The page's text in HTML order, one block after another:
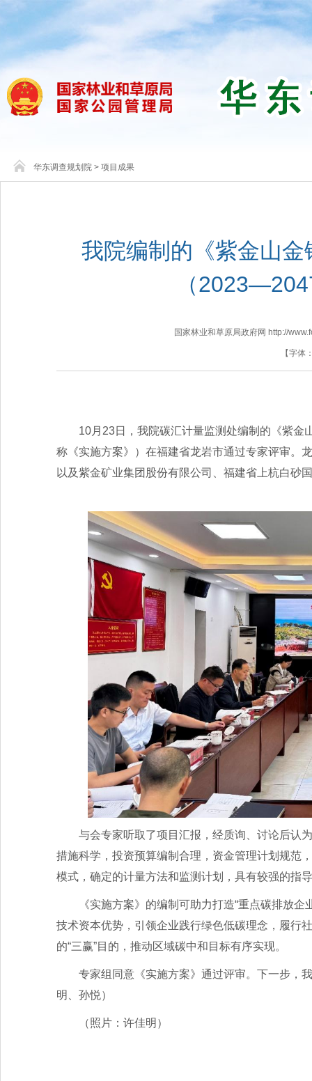
华东调查规划院 > 项目成果
我院编制的《紫金山
（
国家林业和草原局政府网 http://
【字体
10月23日，我院碳汇计量监测处编制的《紫
称《实施方案》）在福建省龙岩市通过专家评审。
以及紫金矿业集团股份有限公司、福建省上杭白砂
与会专家听取了项目汇报，经质询、讨论后认
措施科学，投资预算编制合理，资金管理计划规范
模式，确定的计量方法和监测计划，具有较强的指
《实施方案》的编制可助力打造“重点碳排放
技术资本优势，引领企业践行绿色低碳理念，履行
的“三赢”目的，推动区域碳中和目标有序实现。
专家组同意《实施方案》通过评审。下一步，
明、孙悦）
（照片：许佳明）